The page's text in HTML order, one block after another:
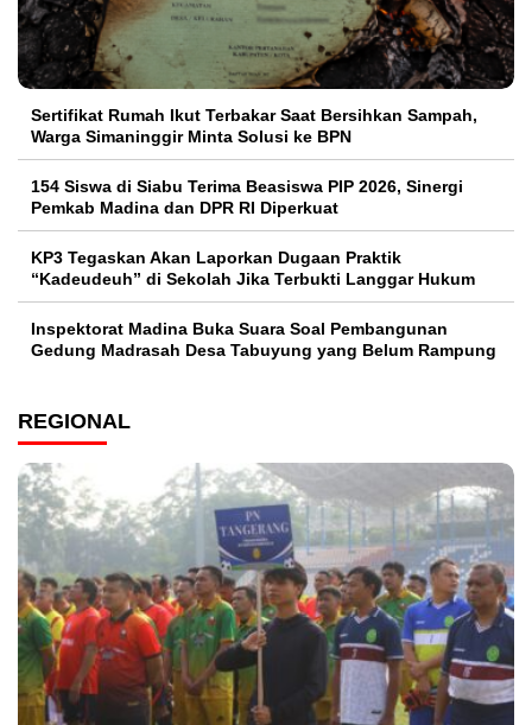
Sertifikat Rumah Ikut Terbakar Saat Bersihkan Sampah,
Warga Simaninggir Minta Solusi ke BPN
154 Siswa di Siabu Terima Beasiswa PIP 2026, Sinergi
Pemkab Madina dan DPR RI Diperkuat
KP3 Tegaskan Akan Laporkan Dugaan Praktik
“Kadeudeuh” di Sekolah Jika Terbukti Langgar Hukum
Inspektorat Madina Buka Suara Soal Pembangunan
Gedung Madrasah Desa Tabuyung yang Belum Rampung
REGIONAL